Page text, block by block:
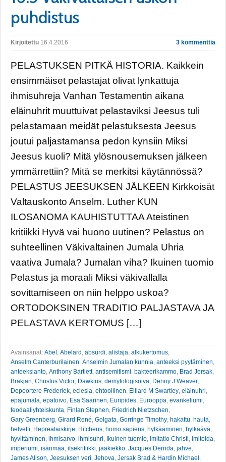
puhdistus
Kirjoitettu 16.4.2016 3 kommenttia
PELASTUKSEN PITKÄ HISTORIA. Kaikkein
ensimmäiset pelastajat olivat lynkattuja
ihmisuhreja Vanhan Testamentin aikana
eläinuhrit muuttuivat pelastaviksi Jeesus tuli
pelastamaan meidät pelastuksesta Jeesus
joutui paljastamansa pedon kynsiin Miksi
Jeesus kuoli? Mitä ylösnousemuksen jälkeen
ymmärrettiin? Mitä se merkitsi käytännössä?
PELASTUS JEESUKSEN JÄLKEEN Kirkkoisät
Valtauskonto Anselm. Luther KUN
ILOSANOMA KAUHISTUTTAA Ateistinen
kritiikki Hyvä vai huono uutinen? Pelastus on
suhteellinen Väkivaltainen Jumala Uhria
vaativa Jumala? Jumalan viha? Ikuinen tuomio
Pelastus ja moraali Miksi väkivallalla
sovittamiseen on niin helppo uskoa?
ORTODOKSINEN TRADITIO PALJASTAVA JA
PELASTAVA KERTOMUS […]
Avainsanat: Abel , Abelard , absurdi, alistaja, alkukertomus,
Anselm Canterburilainen, Anselmin Jumalan kunnia, anteeksi pyytäminen,
anteeksianto, Anthony Bartlett, antisemitismi, bakteerikammo, Brad Jersak,
Brakjan, Christus Victor, Dawkins, demytologisoiva, Denny J Weaver,
Depoortere Frederiek, eclesia, ehtoollinen, Eillard M Swartley, eläinuhri,
epäjumala, epätoivo, Esa Saarinen, Euripides, Eurooppa, evankeliumi,
feodaaliyhteiskunta, Finlan Stephen, Friedrich Nietzschen,
Gary Greenberg, Girard René, Golgata, Gorringe Timothy, hakattu, hauta,
helvetti, Heprealaiskirje, Hitchens, homo sapiens, hylkääminen, hylkäävä,
hyvittäminen, ihmisarvo, ihmisuhri, Ikuinen tuomio, Imitatio Christi, imitoida,
imperiumi, isänmaa, itsekritiikki, jääkiekko, Jacques Derrida, jahve,
James Alison, Jeesuksen veri, Jehova, Jersak Brad & Hardin Michael ,